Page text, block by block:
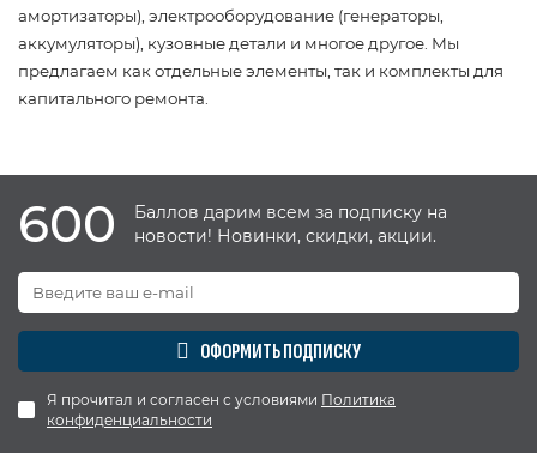
амортизаторы), электрооборудование (генераторы,
аккумуляторы), кузовные детали и многое другое. Мы
предлагаем как отдельные элементы, так и комплекты для
капитального ремонта.
600
Баллов дарим всем за подписку на
новости! Новинки, скидки, акции.
ОФОРМИТЬ ПОДПИСКУ
Я прочитал и согласен с условиями Политика
конфиденциальности